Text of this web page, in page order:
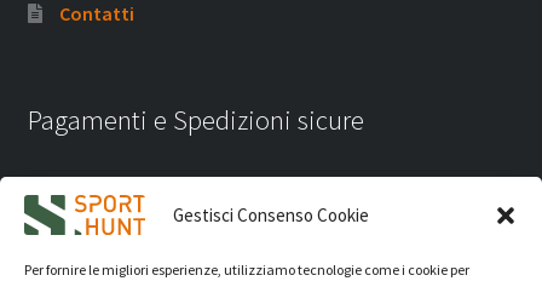
Gestisci Consenso Cookie
Per fornire le migliori esperienze, utilizziamo tecnologie come i cookie per
Contatti
Pagamenti e Spedizioni sicure